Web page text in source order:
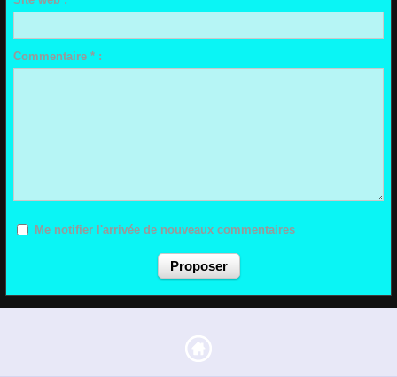
Commentaire * :
Me notifier l'arrivée de nouveaux commentaires